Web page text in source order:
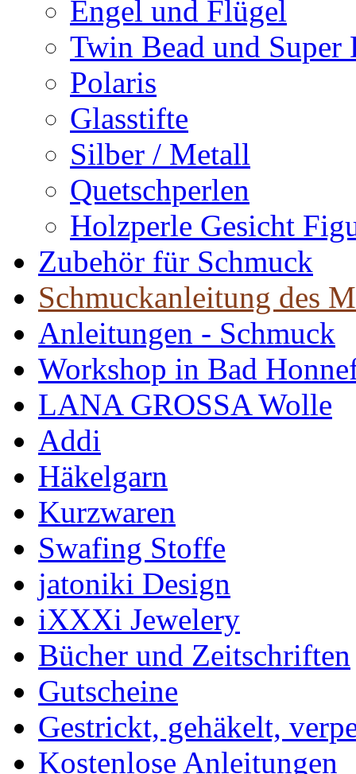
Engel und Flügel
Twin Bead und Super
Polaris
Glasstifte
Silber / Metall
Quetschperlen
Holzperle Gesicht
Zubehör für Schmuck
Schmuckanleitung des
Anleitungen - Schmuck
Workshop in Bad
LANA GROSSA Wolle
Addi
Häkelgarn
Kurzwaren
Swafing Stoffe
jatoniki Design
iXXXi Jewelery
Bücher und Zeitschriften
Gutscheine
Gestrickt, gehäkelt,
Kostenlose Anleitungen